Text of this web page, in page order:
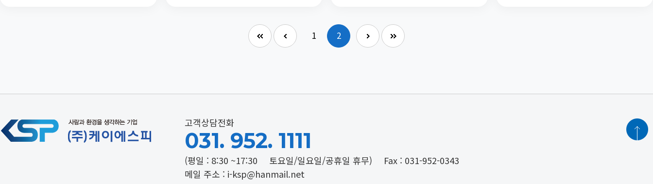
1 2
고객상담전화
031. 952. 1111
(평일 : 8:30 ~17:30 토요일/일요일/공휴일 휴무)
Fax : 031-952-0343
메일 주소 : i-ksp@hanmail.net